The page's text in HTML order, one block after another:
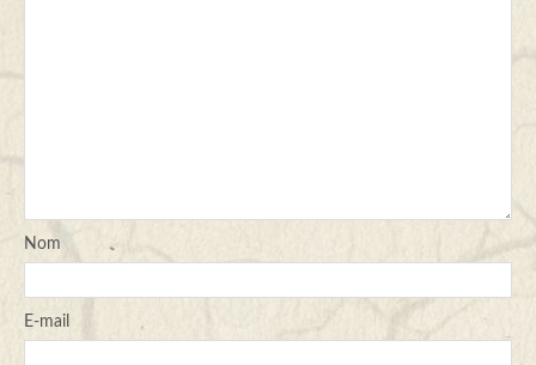
Nom
E-mail